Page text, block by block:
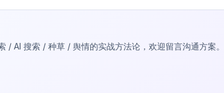
/ AI 搜索 / 种草 / 舆情的实战方法论，欢迎留言沟通方案。